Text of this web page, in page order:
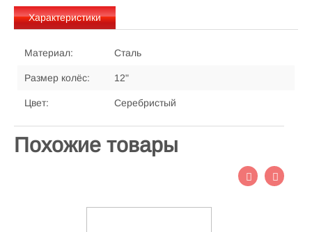
Характеристики
Материал: Сталь
Размер колёс: 12"
Цвет: Серебристый
Похожие товары